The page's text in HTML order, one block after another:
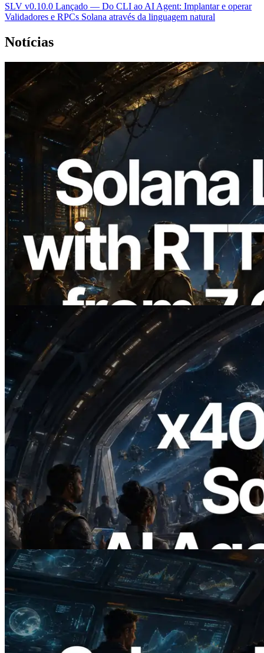
SLV v0.10.0 Lançado — Do CLI ao AI Agent: Implantar e operar
Validadores e RPCs Solana através da linguagem natural
Notícias
2026.08.05
ERPC expande a Solana Leader Slot API
com medição de ping a partir de 7 regiões
globais — Validators Information API
também lançada
2026.07.04
ERPC lança Solana RPC com suporte a
x402 — A era em que agentes de IA
pagam sob demanda pelas APIs de que
precisam
Ler este artigo